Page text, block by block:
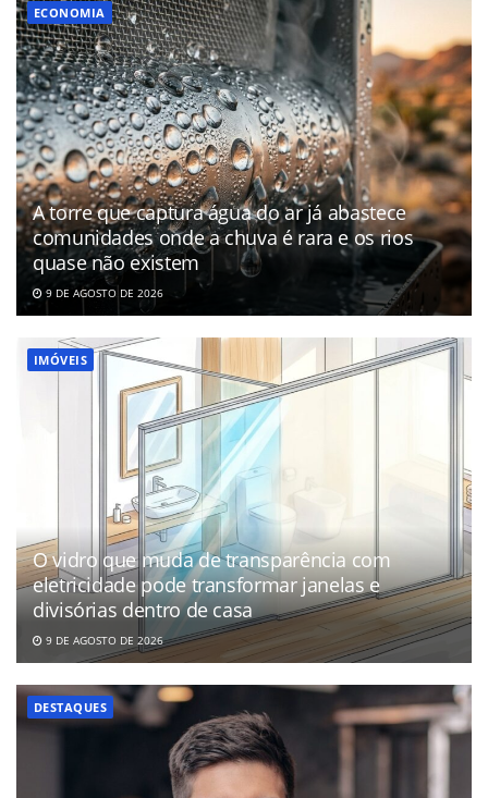
ECONOMIA
A torre que captura água do ar já abastece
comunidades onde a chuva é rara e os rios
quase não existem
9 DE AGOSTO DE 2026
IMÓVEIS
O vidro que muda de transparência com
eletricidade pode transformar janelas e
divisórias dentro de casa
9 DE AGOSTO DE 2026
DESTAQUES